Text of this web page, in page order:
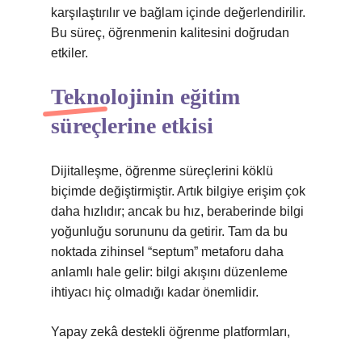
karşılaştırılır ve bağlam içinde değerlendirilir.
Bu süreç, öğrenmenin kalitesini doğrudan
etkiler.
Teknolojinin eğitim
süreçlerine etkisi
Dijitalleşme, öğrenme süreçlerini köklü
biçimde değiştirmiştir. Artık bilgiye erişim çok
daha hızlıdır; ancak bu hız, beraberinde bilgi
yoğunluğu sorununu da getirir. Tam da bu
noktada zihinsel “septum” metaforu daha
anlamlı hale gelir: bilgi akışını düzenleme
ihtiyacı hiç olmadığı kadar önemlidir.
Yapay zekâ destekli öğrenme platformları,